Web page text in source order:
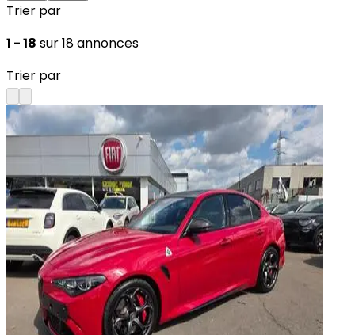
Trier par
1 - 18 sur 18 annonces
Trier par